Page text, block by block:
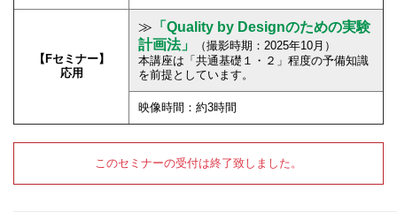
【Fセミナー】
応用
≫ 「Quality by Designのための実験
計画法」
（撮影時期：2025年10月）
本講座は「共通基礎１・２」程度の予備知識
を前提としています。
映像時間：約3時間
このセミナーの受付は終了致しました。